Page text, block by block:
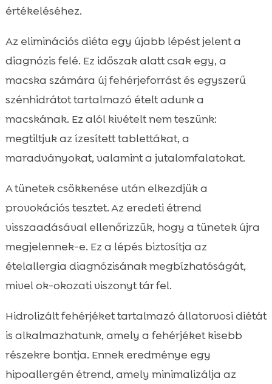
értékeléséhez.
Az eliminációs diéta egy újabb lépést jelent a
diagnózis felé. Ez időszak alatt csak egy, a
macska számára új fehérjeforrást és egyszerű
szénhidrátot tartalmazó ételt adunk a
macskának. Ez alól kivételt nem teszünk:
megtiltjuk az ízesített tablettákat, a
maradványokat, valamint a jutalomfalatokat.
A tünetek csökkenése után elkezdjük a
provokációs tesztet. Az eredeti étrend
visszaadásával ellenőrizzük, hogy a tünetek újra
megjelennek-e. Ez a lépés biztosítja az
ételallergia diagnózisának megbízhatóságát,
mivel ok-okozati viszonyt tár fel.
Hidrolizált fehérjéket tartalmazó állatorvosi diétát
is alkalmazhatunk, amely a fehérjéket kisebb
részekre bontja. Ennek eredménye egy
hipoallergén étrend, amely minimalizálja az